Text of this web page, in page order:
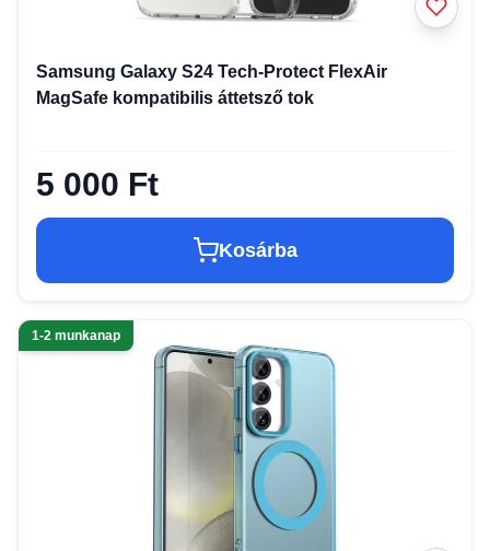
Samsung Galaxy S24 Tech-Protect FlexAir
MagSafe kompatibilis áttetsző tok
5 000 Ft
Kosárba
1-2 munkanap